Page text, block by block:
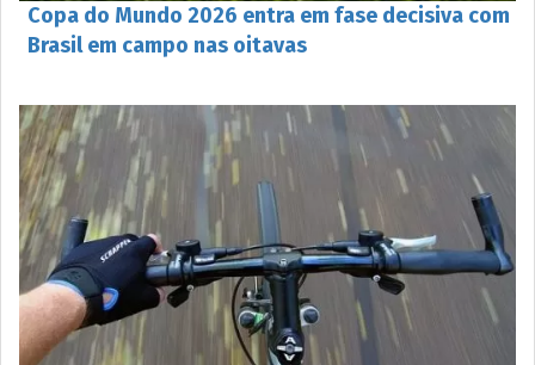
Copa do Mundo 2026 entra em fase decisiva com
Brasil em campo nas oitavas